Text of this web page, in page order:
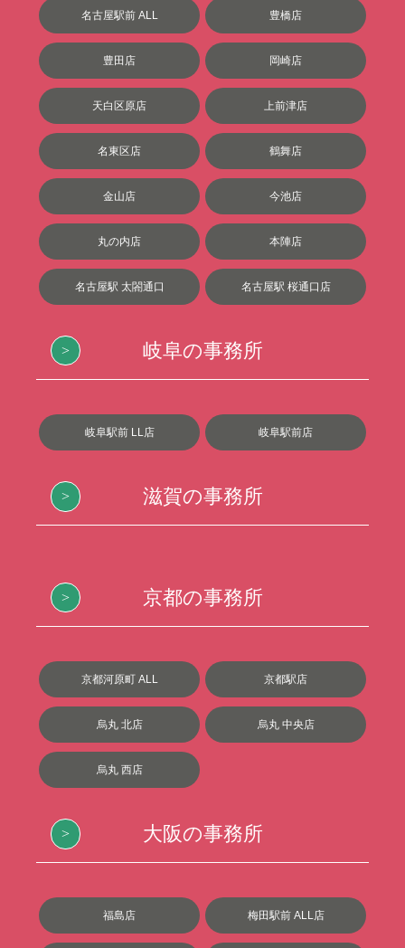
名古屋駅前 ALL 豊橋店
豊田店 岡崎店
天白区原店 上前津店
名東区店 鶴舞店
金山店 今池店
丸の内店 本陣店
名古屋駅 太閤通口 名古屋駅 桜通口店
岐阜の事務所
岐阜駅前 LL店 岐阜駅前店
滋賀の事務所
京都の事務所
京都河原町 ALL 京都駅店
烏丸 北店 烏丸 中央店
烏丸 西店
大阪の事務所
福島店 梅田駅前 ALL店